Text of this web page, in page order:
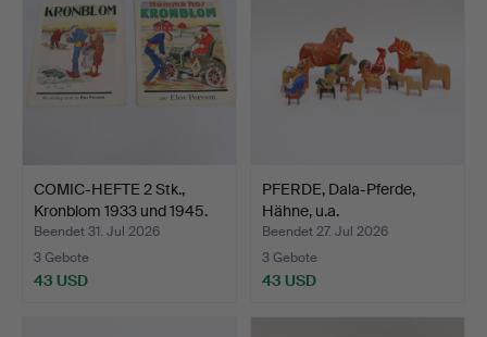
COMIC-HEFTE 2 Stk.,
Kronblom 1933 und 1945.
Beendet 31. Jul 2026
3 Gebote
43 USD
PFERDE, Dala-Pferde,
Hähne, u.a.
Beendet 27. Jul 2026
3 Gebote
43 USD